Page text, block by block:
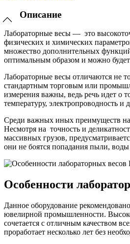
Описание
Лабораторные весы — это
физических и химических
множество дополнительных
оптимальным образом и можно
Лабораторные весы отличаются не
стандартным торговым или
измерения важны, ведь речь идет о
температуру, электропроводность и
Среди важных иных преимуществ
Несмотря на точность и
массивных грузов,
они не боятся попадания пыли,
Особенности
Данное оборудование
ювелирной промышленности.
сочетается с отличным качеством
проработает несколько лет без